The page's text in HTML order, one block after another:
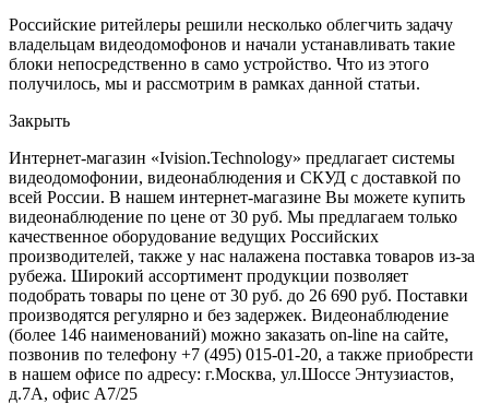
Российские ритейлеры решили несколько облегчить задачу
владельцам видеодомофонов и начали устанавливать такие
блоки непосредственно в само устройство. Что из этого
получилось, мы и рассмотрим в рамках данной статьи.
Закрыть
Интернет-магазин «Ivision.Technology» предлагает системы
видеодомофонии, видеонаблюдения и СКУД с доставкой по
всей России. В нашем интернет-магазине Вы можете купить
видеонаблюдение по цене от 30 руб. Мы предлагаем только
качественное оборудование ведущих Российских
производителей, также у нас налажена поставка товаров из-за
рубежа. Широкий ассортимент продукции позволяет
подобрать товары по цене от 30 руб. до 26 690 руб. Поставки
производятся регулярно и без задержек. Видеонаблюдение
(более 146 наименований) можно заказать on-line на сайте,
позвонив по телефону +7 (495) 015-01-20, а также приобрести
в нашем офисе по адресу: г.Москва, ул.Шоссе Энтузиастов,
д.7А, офис А7/25